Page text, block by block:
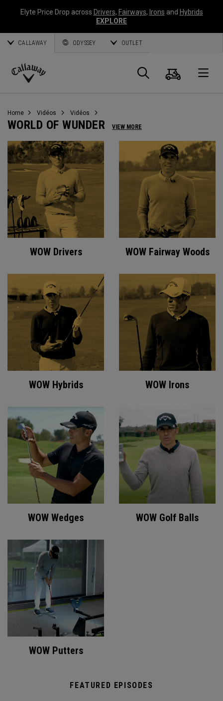
Elyte Price Drop across Drivers, Fairways, Irons and Hybrids
EXPLORE
CALLAWAY ODYSSEY OUTLET
Callaway
Panier
Home Vidéos Vidéos
WORLD OF WUNDER VIEW MORE
WOW Drivers WOW Fairway Woods
WOW Hybrids WOW Irons
WOW Wedges WOW Golf Balls
WOW Putters
FEATURED EPISODES